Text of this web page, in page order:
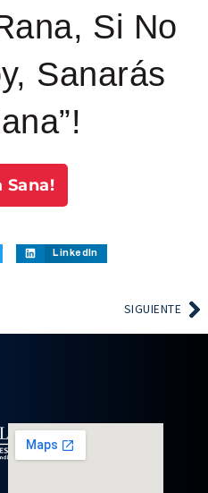
Si No
Sanarás
Sana!
LinkedIn
SIGUIENTE